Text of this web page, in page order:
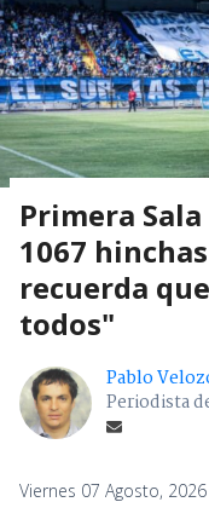
Primera
1067
recuerda
todos"
Pablo
Periodista
Viernes 07 Agosto,